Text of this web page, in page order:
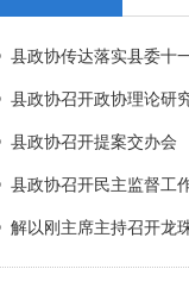
县政协传达落实县委十
县政协召开政协理论研
县政协召开提案交办会
县政协召开民主监督工
解以刚主席主持召开龙